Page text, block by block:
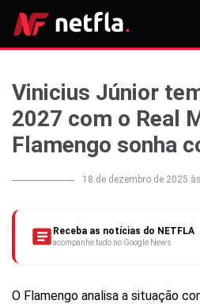
Vinicius Júnior
2027 com o Real
Flamengo sonha
18 de dezembro de 2025
Receba as notícias do NETFLA
acompanhe tudo no Google News
O Flamengo analisa a situação